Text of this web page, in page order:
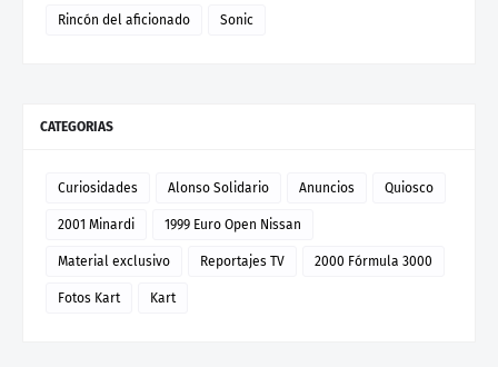
Rincón del aficionado Sonic
CATEGORIAS
Curiosidades Alonso Solidario Anuncios Quiosco
2001 Minardi 1999 Euro Open Nissan
Material exclusivo Reportajes TV 2000 Fórmula 3000
Fotos Kart Kart